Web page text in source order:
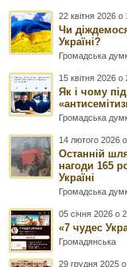
22 квітня 2026 о
Чи
Україні?
Громадська
15 квітня 2026 о
Як і чому
Громадська
14 лютого 2026
Останній
нагоди 165
Україні
Громадська
05 січня 2026 о
«7 чудес
Громадянська
29 грудня 2025